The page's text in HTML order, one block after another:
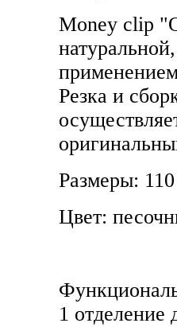
Money clip
Резка и
Размеры:
Цвет:
1 отделение